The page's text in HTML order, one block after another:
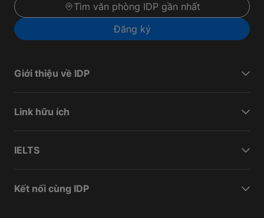
Tìm văn phòng IDP gần nhất
Đăng ký
Giới thiệu về IDP
Link hữu ích
IELTS
Kết nối cùng IDP